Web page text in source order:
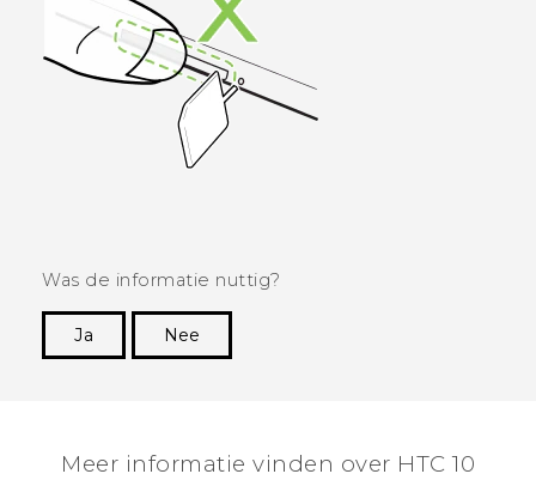
Was de informatie nuttig?
Ja
Nee
Meer informatie vinden over HTC 10